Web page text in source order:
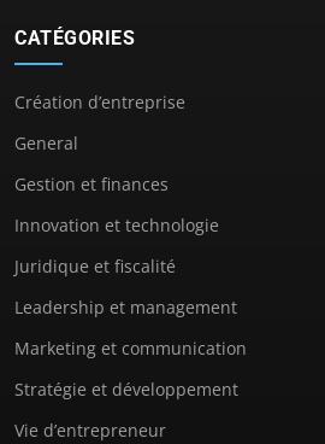
CATÉGORIES
Création d’entreprise
General
Gestion et finances
Innovation et technologie
Juridique et fiscalité
Leadership et management
Marketing et communication
Stratégie et développement
Vie d’entrepreneur